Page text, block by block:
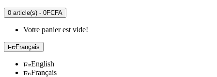
0 article(s) - 0FCFA
Votre panier est vide!
Français
English
Français